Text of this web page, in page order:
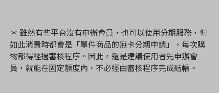
＊ 雖然有些平台沒有申辦會員，也可以使用分期服務，但
如此消費時都會是「單件商品的無卡分期申請」，每次購
物都得經過審核程序。因此，還是建議使用者先申辦會
員，就能在固定額度內，不必經由審核程序完成結帳。